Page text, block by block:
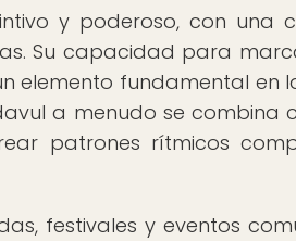
y poderoso, con una
Su capacidad para
elemento fundamental en
a menudo se combina
patrones rítmicos
festivales y eventos